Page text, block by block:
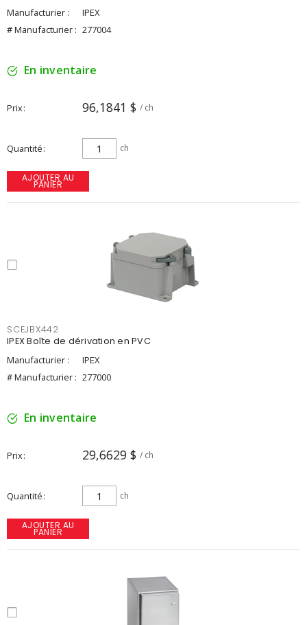
Manufacturier :
IPEX
# Manufacturier : 277004
En inventaire
Prix 96,1841 $ / ch
Quantité ch
AJOUTER AU
PANIER
SCEJBX442
IPEX Boîte de dérivation en PVC
Manufacturier :
IPEX
# Manufacturier : 277000
En inventaire
Prix 29,6629 $ / ch
Quantité ch
AJOUTER AU
PANIER